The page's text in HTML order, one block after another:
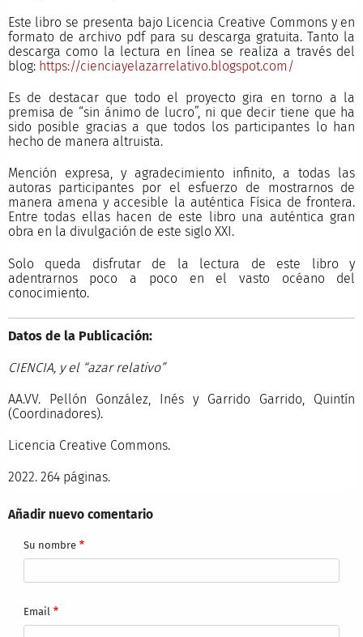
Este libro se presenta bajo Licencia Creative Commons y en
formato de archivo pdf para su descarga gratuita. Tanto la
descarga como la lectura en línea se realiza a través del
blog: https://cienciayelazarrelativo.blogspot.com/
Es de destacar que todo el proyecto gira en torno a la
premisa de “sin ánimo de lucro”, ni que decir tiene que ha
sido posible gracias a que todos los participantes lo han
hecho de manera altruista.
Mención expresa, y agradecimiento infinito, a todas las
autoras participantes por el esfuerzo de mostrarnos de
manera amena y accesible la auténtica Física de frontera.
Entre todas ellas hacen de este libro una auténtica gran
obra en la divulgación de este siglo XXI.
Solo queda disfrutar de la lectura de este libro y
adentrarnos poco a poco en el vasto océano del
conocimiento.
Datos de la Publicación:
CIENCIA, y el “azar relativo”
AA.VV. Pellón González, Inés y Garrido Garrido, Quintín
(Coordinadores).
Licencia Creative Commons.
2022. 264 páginas.
Añadir nuevo comentario
Su nombre
Email